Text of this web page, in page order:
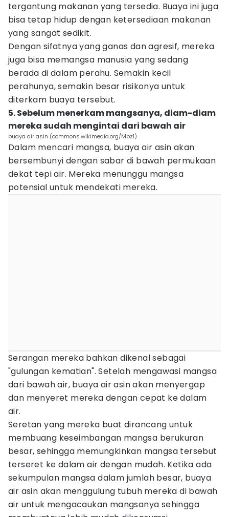
tergantung makanan yang tersedia. Buaya ini juga
bisa tetap hidup dengan ketersediaan makanan
yang sangat sedikit.
Dengan sifatnya yang ganas dan agresif, mereka
juga bisa memangsa manusia yang sedang
berada di dalam perahu. Semakin kecil
perahunya, semakin besar risikonya untuk
diterkam buaya tersebut.
5. Sebelum menerkam mangsanya, diam-diam
mereka sudah mengintai dari bawah air
buaya air asin (commons.wikimedia.org/Mbz1)
Dalam mencari mangsa, buaya air asin akan
bersembunyi dengan sabar di bawah permukaan
dekat tepi air. Mereka menunggu mangsa
potensial untuk mendekati mereka.
Serangan mereka bahkan dikenal sebagai
"gulungan kematian". Setelah mengawasi mangsa
dari bawah air, buaya air asin akan menyergap
dan menyeret mereka dengan cepat ke dalam
air.
Seretan yang mereka buat dirancang untuk
membuang keseimbangan mangsa berukuran
besar, sehingga memungkinkan mangsa tersebut
terseret ke dalam air dengan mudah. Ketika ada
sekumpulan mangsa dalam jumlah besar, buaya
air asin akan menggulung tubuh mereka di bawah
air untuk mengacaukan mangsanya sehingga